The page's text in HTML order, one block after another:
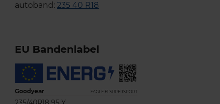
autoband: 235 40 R18
EU Bandenlabel
Goodyear EAGLE F1 SUPERSPORT